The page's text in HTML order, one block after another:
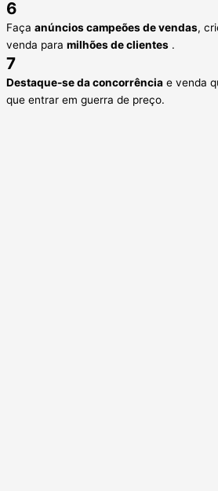
6
Faça anúncios campeões de vendas,
venda para milhões de clientes .
7
Destaque-se da concorrência e venda
que entrar em guerra de preço.